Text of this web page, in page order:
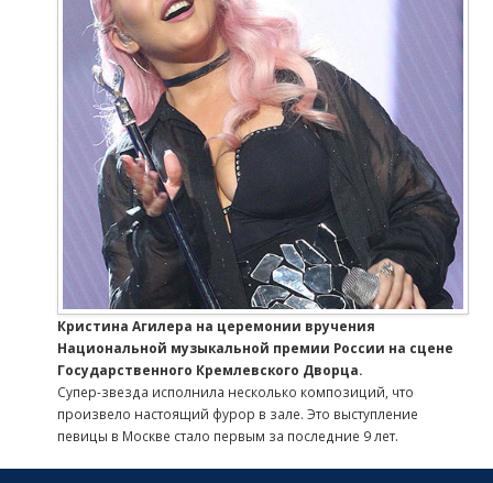
Кристина Агилера на церемонии вручения
Национальной музыкальной премии России на сцене
Государственного Кремлевского Дворца.
Супер-звезда исполнила несколько композиций, что
произвело настоящий фурор в зале. Это выступление
певицы в Москве стало первым за последние 9 лет.